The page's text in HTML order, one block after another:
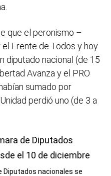
que el peronismo –
Frente de Todos y hoy
diputado nacional (de 15
Avanza y el PRO
sumado por
perdió uno (de 3 a
Diputados nacionales se